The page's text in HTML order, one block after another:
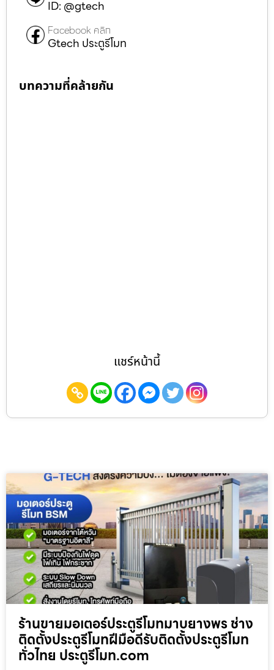
ID: @gtech
Facebook คลิก
Gtech ประตูรีโมท
บทความที่คล้ายกัน
แชร์หน้านี้
ร้านขายมอเตอร์ประตูรีโมทมาบยางพร ช่าง
ติดตั้งประตูรีโมทฝีมือดีรับติดตั้งประตูรีโมท
ทั่วไทย ประตูรีโมท.com